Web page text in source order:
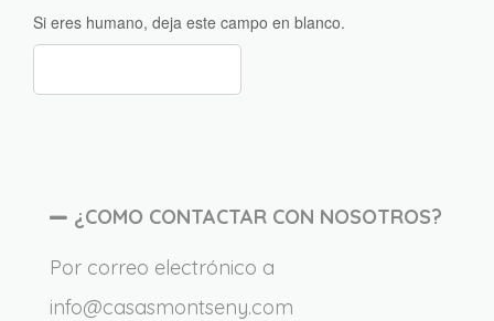
Si eres humano, deja este campo en blanco.
¿COMO CONTACTAR CON NOSOTROS?
Por correo electrónico a
info@casasmontseny.com